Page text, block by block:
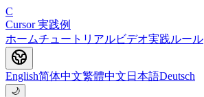
C
Cursor 実践例
ホームチュートリアルビデオ実践ルール
English简体中文繁體中文 日本語Deutsch
🌙